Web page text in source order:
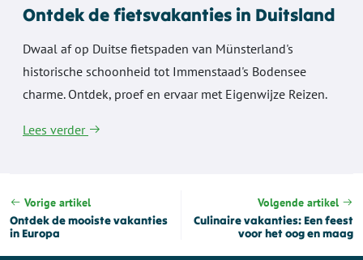
Ontdek de fietsvakanties in Duitsland
Dwaal af op Duitse fietspaden van Münsterland's
historische schoonheid tot Immenstaad's Bodensee
charme. Ontdek, proef en ervaar met Eigenwijze Reizen.
Lees verder
Vorige artikel
Ontdek de mooiste vakanties
in Europa
Volgende artikel
Culinaire vakanties: Een feest
voor het oog en maag